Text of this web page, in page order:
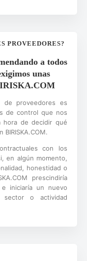
PROVEEDORES?
a todos
unas
proveedores es
de control que nos
hora de decidir qué
con los
en algún momento,
honestidad o
prescindiría
iniciaría un nuevo
o actividad